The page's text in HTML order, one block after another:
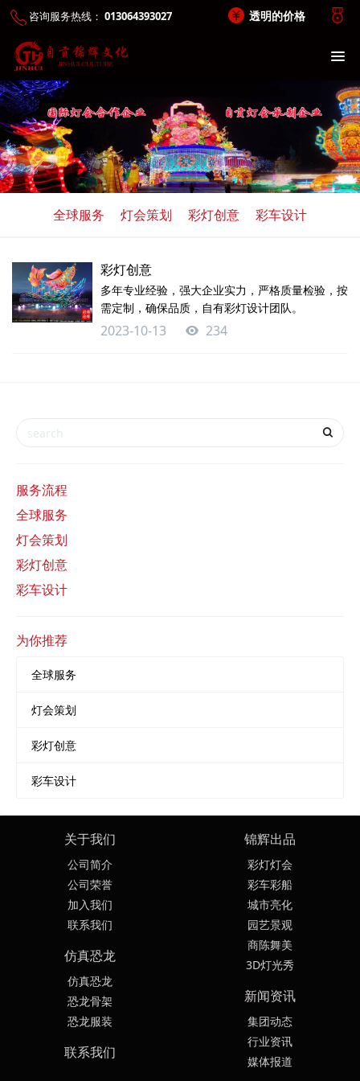
咨询服务热线： 013064393027 透明的价格
全球服务 灯会策划 彩灯创意 彩车设计
彩灯创意
多年专业经验，强大企业实力，严格质量检验，按
需定制，确保品质，自有彩灯设计团队。
2023-10-13 234
服务流程
全球服务
灯会策划
彩灯创意
彩车设计
为你推荐
全球服务
灯会策划
彩灯创意
彩车设计
关于我们
公司简介
公司荣誉
加入我们
联系我们
锦辉出品
彩灯灯会
彩车彩船
城市亮化
园艺景观
商陈舞美
3D灯光秀
仿真恐龙
仿真恐龙
恐龙骨架
恐龙服装
新闻资讯
集团动态
行业资讯
媒体报道
联系我们